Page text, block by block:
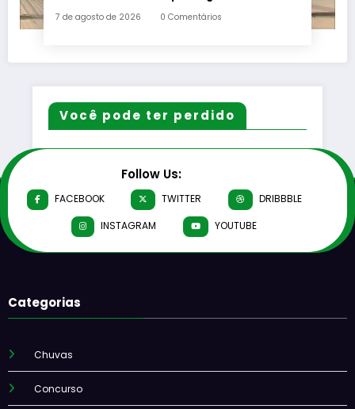
7 de agosto de 2026 0 Comentários
Você pode ter perdido
Follow Us:
FACEBOOK TWITTER
DRIBBBLE
INSTAGRAM
YOUTUBE
Categorias
Chuvas
Concurso